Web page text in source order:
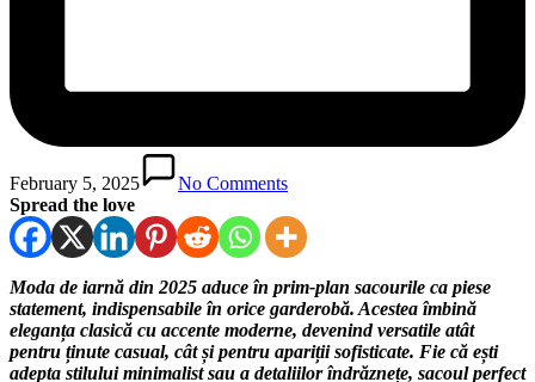
February 5, 2025
No Comments
Spread the love
Moda de iarnă din 2025 aduce în prim-plan sacourile ca piese
statement, indispensabile în orice garderobă. Acestea îmbină
eleganța clasică cu accente moderne, devenind versatile atât
pentru ținute casual, cât și pentru apariții sofisticate. Fie că ești
adepta stilului minimalist sau a detaliilor îndrăznețe, sacoul perfect